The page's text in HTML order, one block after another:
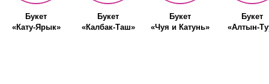
Букет
«Кату-Ярык»
Букет
«Калбак-Таш»
Букет
«Чуя и Катунь»
Букет
«Алтын-